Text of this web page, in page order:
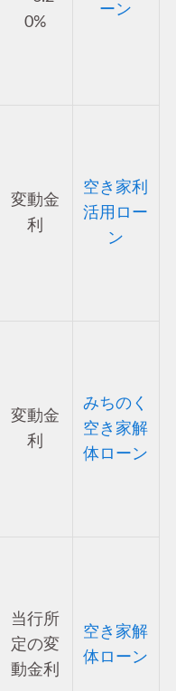
0%
ーン
変動金
利
空き家利
活用ロー
ン
変動金
利
みちのく
空き家解
体ローン
当行所
定の変
動金利
空き家解
体ローン